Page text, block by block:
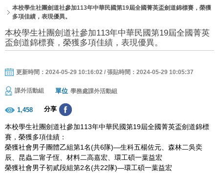
本校學生社團劍道社參加113年中華民國第19屆全國菁英盃劍道錦標賽，榮獲
多項佳績，表現優異。
本校學生社團劍道社參加113年中華民國第19屆全國菁英
盃劍道錦標賽，榮獲多項佳績，表現優異。
更新時間：2024-05-29 10:16:02 / 張貼時間：2024-05-29 10:05:37
課外活動組 單位 學務處課外活動組
1,458 分享
本校學生社團劍道社參加113年中華民國第19屆全國菁英盃劍道錦標
賽，榮獲多項佳績：
榮獲社會男子團體乙組第1名(共6隊)—生科五楊佐元、森林二吳奕
辰、昆蟲二甯子恆、材料二高嘉宏、環工碩一葉益宏
榮獲社會男子初貳段組第2名(共22隊)—環工碩一葉益宏